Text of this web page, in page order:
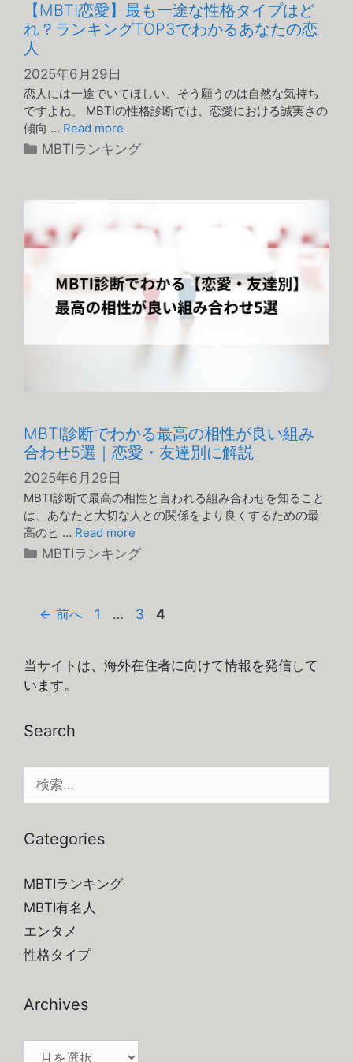
【MBTI恋愛】最も一途な性格タイプはど
れ？ランキングTOP3でわかるあなたの恋
人
2025年6月29日
恋人には一途でいてほしい、そう願うのは自然な気持ち
ですよね。 MBTIの性格診断では、恋愛における誠実さの
傾向 … Read more
カ
リ
ー
MBTIランキング
MBTI診断でわかる最高の相性が良い組み
合わせ5選｜恋愛・友達別に解説
2025年6月29日
MBTI診断で最高の相性と言われる組み合わせを知ること
は、あなたと大切な人との関係をより良くするための最
高のヒ … Read more
カ
リ
MBTIランキング
← 前へ
ペ
1 …
ペ
3
ペ
4
当サイトは、海外在住者に向けて情報を発信して
います。
Search
索:
Categories
MBTIランキング
MBTI有名人
エンタメ
性格タイプ
Archives
Archives